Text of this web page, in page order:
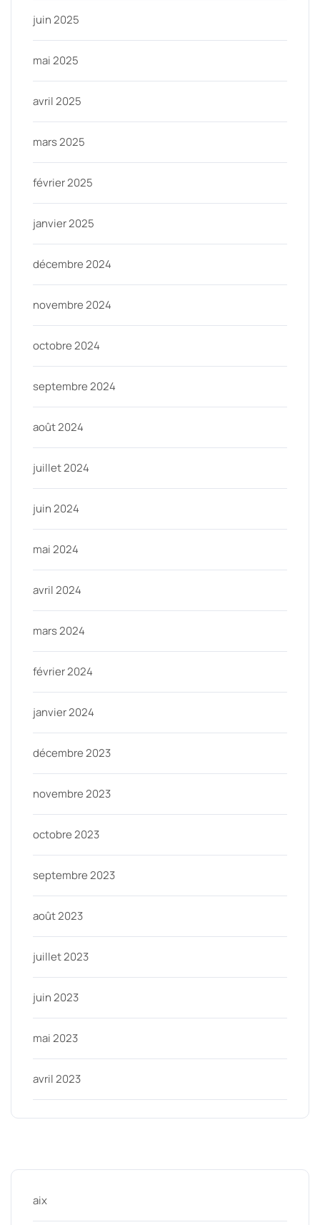
juin 2025
mai 2025
avril 2025
mars 2025
février 2025
janvier 2025
décembre 2024
novembre 2024
octobre 2024
septembre 2024
août 2024
juillet 2024
juin 2024
mai 2024
avril 2024
mars 2024
février 2024
janvier 2024
décembre 2023
novembre 2023
octobre 2023
septembre 2023
août 2023
juillet 2023
juin 2023
mai 2023
avril 2023
aix